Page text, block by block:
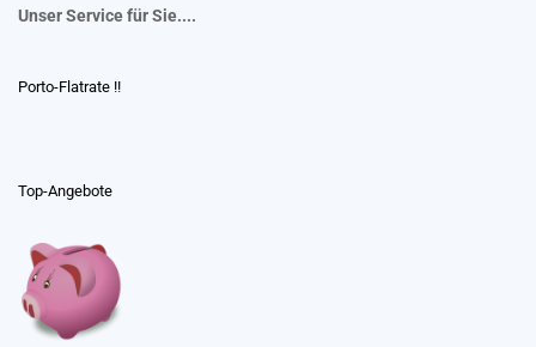
Unser Service für Sie....
Porto-Flatrate !!
Top-Angebote